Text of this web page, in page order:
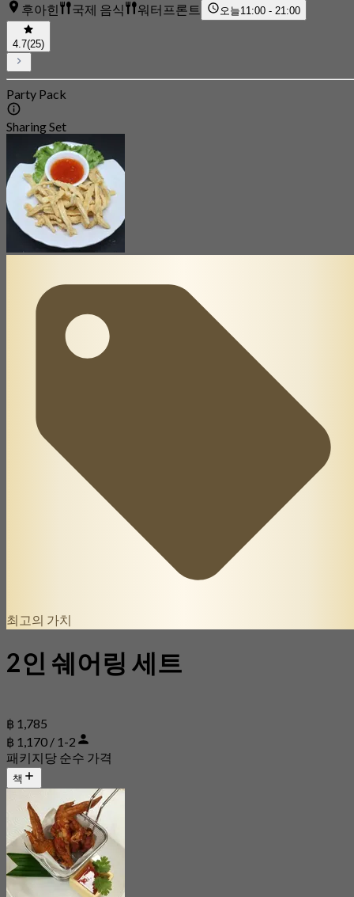
후아힌
국제 음식 워터프론트 오늘11:00 - 21:00
4.7(25)
Party Pack
Sharing Set
최고의 가치
2인 쉐어링 세트
฿ 1,785
฿ 1,170 / 1-2
패키지당 순수 가격
책